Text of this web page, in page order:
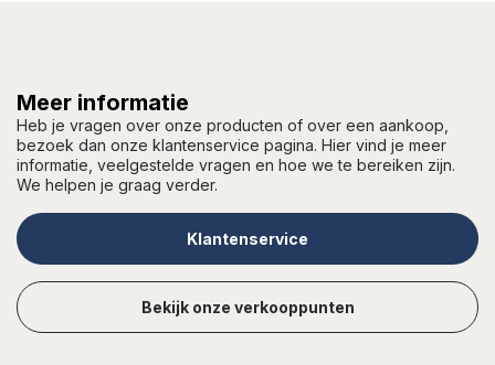
Meer informatie
Heb je vragen over onze producten of over een aankoop,
bezoek dan onze klantenservice pagina. Hier vind je meer
informatie, veelgestelde vragen en hoe we te bereiken zijn.
We helpen je graag verder.
Klantenservice
Bekijk onze verkooppunten